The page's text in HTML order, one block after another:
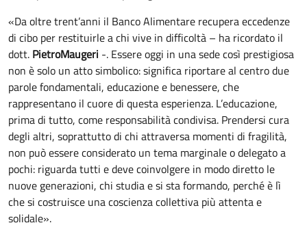
«Da oltre trent’anni il Banco Alimentare recupera eccedenze
di cibo per restituirle a chi vive in difficoltà – ha ricordato il
dott. PietroMaugeri -. Essere oggi in una sede così prestigiosa
non è solo un atto simbolico: significa riportare al centro due
parole fondamentali, educazione e benessere, che
rappresentano il cuore di questa esperienza. L’educazione,
prima di tutto, come responsabilità condivisa. Prendersi cura
degli altri, soprattutto di chi attraversa momenti di fragilità,
non può essere considerato un tema marginale o delegato a
pochi: riguarda tutti e deve coinvolgere in modo diretto le
nuove generazioni, chi studia e si sta formando, perché è lì
che si costruisce una coscienza collettiva più attenta e
solidale».